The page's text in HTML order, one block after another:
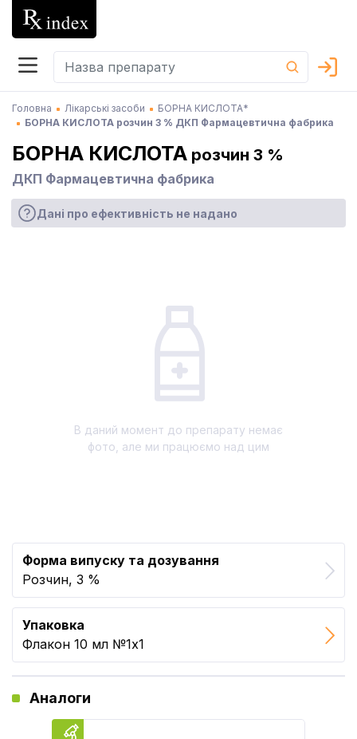
Головна Лікарські засоби
БОРНА КИСЛОТА*
БОРНА КИСЛОТА розчин 3 % ДКП Фармацевтична фабрика
БОРНА КИСЛОТА розчин 3 %
ДКП Фармацевтична фабрика
Дані про ефективність не надано
В даний момент до препарату немає
фото, але ми працюємо над цим
Форма випуску та дозування
Розчин, 3 %
Упаковка
Флакон 10 мл №1x1
Аналоги